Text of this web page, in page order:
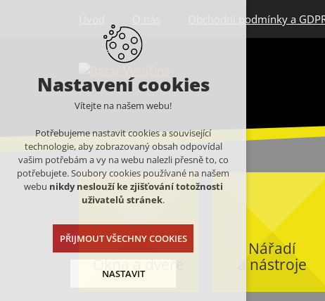
Obchodní podmínky a
Okna a dveře
Nářadí
a nástroje
Nastavení cookies
Vítejte na našem webu!
Potřebujeme nastavit cookies a související
technologie, aby zobrazovaný obsah odpovídal
vašim potřebám a vy na webu nalezli přesně to, co
potřebujete. Soubory cookies používané na našem
webu nikdy neslouží ke zjišťování totožnosti
uživatelů stránek.
PŘIJMOUT VŠECHNY COOKIES
NASTAVIT